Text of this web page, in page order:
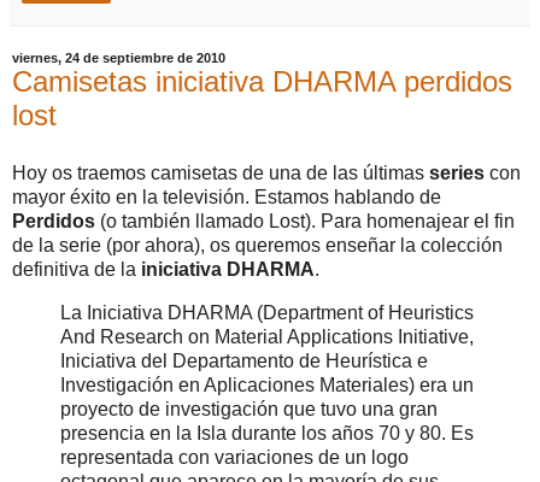
viernes, 24 de septiembre de 2010
Camisetas iniciativa DHARMA perdidos
lost
Hoy os traemos camisetas de una de las últimas series con
mayor éxito en la televisión. Estamos hablando de
Perdidos (o también llamado Lost). Para homenajear el fin
de la serie (por ahora), os queremos enseñar la colección
definitiva de la iniciativa DHARMA.
La Iniciativa DHARMA (Department of Heuristics
And Research on Material Applications Initiative,
Iniciativa del Departamento de Heurística e
Investigación en Aplicaciones Materiales) era un
proyecto de investigación que tuvo una gran
presencia en la Isla durante los años 70 y 80. Es
representada con variaciones de un logo